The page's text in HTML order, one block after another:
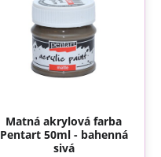
Matná akrylová farba
Pentart 50ml - bahenná
sivá